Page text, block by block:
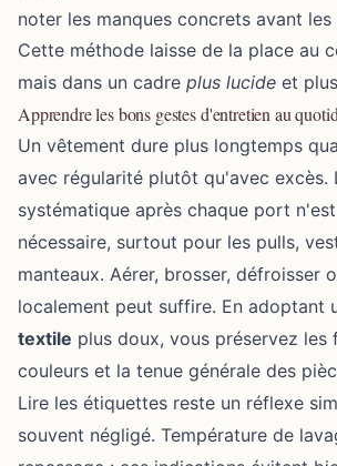
noter les manques concrets avant les
Cette méthode laisse de la place au
mais dans un cadre plus lucide et
Apprendre les bons gestes d'entretien au
Un vêtement dure plus longtemps
avec régularité plutôt qu'avec excès.
systématique après chaque port
nécessaire, surtout pour les pulls,
manteaux. Aérer, brosser, défroisser
localement peut suffire. En adoptant
textile plus doux, vous préservez les
couleurs et la tenue générale des
Lire les étiquettes reste un réflexe
souvent négligé. Température de